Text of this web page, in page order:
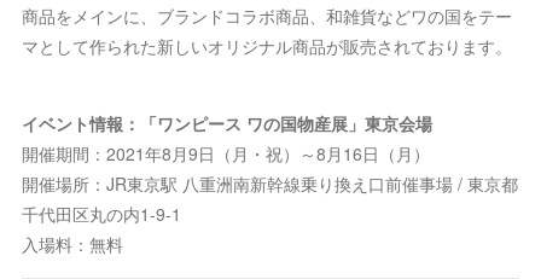
商品をメインに、ブランドコラボ商品、和雑貨などワの国をテー
マとして作られた新しいオリジナル商品が販売されております。
イベント情報：「ワンピース ワの国物産展」東京会場
開催期間：2021年8月9日（月・祝）～8月16日（月）
開催場所：JR東京駅 八重洲南新幹線乗り換え口前催事場 / 東京都
千代田区丸の内1-9-1
入場料：無料